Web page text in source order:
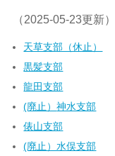
（2025-05-23更新）
天草支部（休止）
黒髪支部
龍田支部
(廃止）神水支部
俵山支部
(廃止）水俣支部